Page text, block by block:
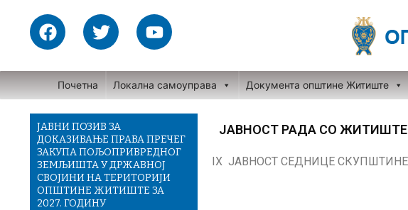
content
F
a
e
b
o
o
k
T
w
t
t
e
r
Y
o
t
u
b
Почетна Локална самоуправа Документа општине Житиште
ЈАВНИ ПОЗИВ ЗА
ДОКАЗИВАЊЕ ПРАВА ПРЕЧЕГ
ЗАКУПА ПОЉОПРИВРЕДНОГ
ЗЕМЉИШТА У ДРЖАВНОЈ
СВОЈИНИ НА ТЕРИТОРИЈИ
ОПШТИНЕ ЖИТИШТЕ ЗА
2027. ГОДИНУ
ЈАВНОСТ РАДА СО ЖИТИШТЕ
IX ЈАВНОСТ СЕДНИЦЕ СКУПШТИНЕ